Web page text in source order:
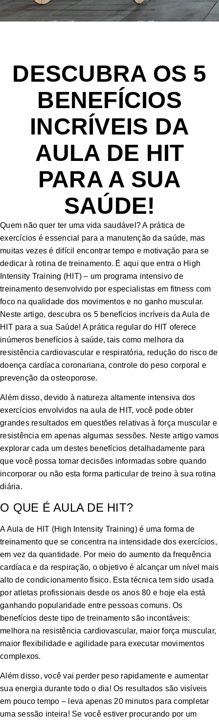
DESCUBRA OS 5
BENEFÍCIOS
INCRÍVEIS DA
AULA DE HIT
PARA A SUA
SAÚDE!
Quem não quer ter uma vida saudável? A prática de
exercícios é essencial para a manutenção da saúde, mas
muitas vezes é difícil encontrar tempo e motivação para se
dedicar à rotina de treinamento. É aqui que entra o High
Intensity Training (HIT) – um programa intensivo de
treinamento desenvolvido por especialistas em fitness com
foco na qualidade dos movimentos e no ganho muscular.
Neste artigo, descubra os 5 benefícios incríveis da Aula de
HIT para a sua Saúde! A prática regular do HIT oferece
inúmeros benefícios à saúde, tais como melhora da
resistência cardiovascular e respiratória, redução do risco de
doença cardíaca coronariana, controle do peso corporal e
prevenção da osteoporose.
Além disso, devido à natureza altamente intensiva dos
exercícios envolvidos na aula de HIT, você pode obter
grandes resultados em questões relativas à força muscular e
resistência em apenas algumas sessões. Neste artigo vamos
explorar cada um destes benefícios detalhadamente para
que você possa tomar decisões informadas sobre quando
incorporar ou não esta forma particular de treino à sua rotina
diária.
O QUE É AULA DE HIT?
A Aula de HIT (High Intensity Training) é uma forma de
treinamento que se concentra na intensidade dos exercícios,
em vez da quantidade. Por meio do aumento da frequência
cardíaca e da respiração, o objetivo é alcançar um nível mais
alto de condicionamento físico. Esta técnica tem sido usada
por atletas profissionais desde os anos 80 e hoje ela está
ganhando popularidade entre pessoas comuns. Os
benefícios deste tipo de treinamento são incontáveis:
melhora na resistência cardiovascular, maior força muscular,
maior flexibilidade e agilidade para executar movimentos
complexos.
Além disso, você vai perder peso rapidamente e aumentar
sua energia durante todo o dia! Os resultados são visíveis
em pouco tempo – leva apenas 20 minutos para completar
uma sessão inteira! Se você estiver procurando por um